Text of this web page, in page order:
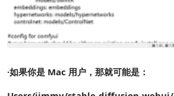
·如果你是 Mac 用户，那就可能是：